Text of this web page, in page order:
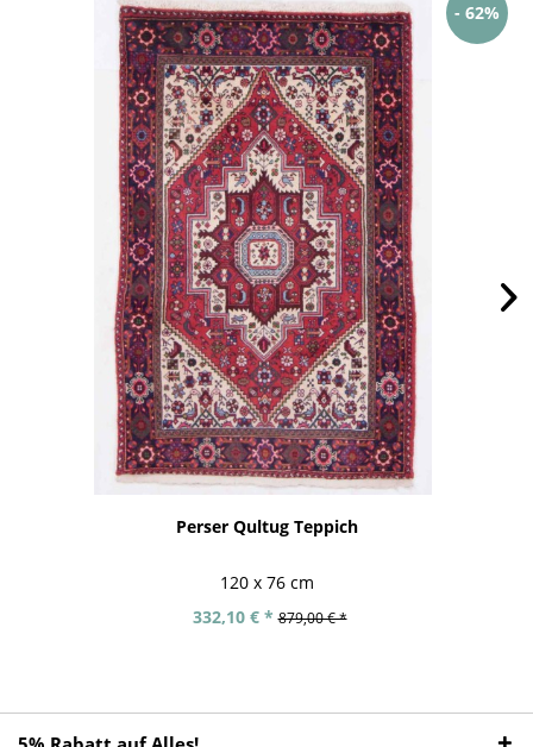
- 62%
Perser Qultug Teppich
120 x 76 cm
332,10 € * 879,00 € *